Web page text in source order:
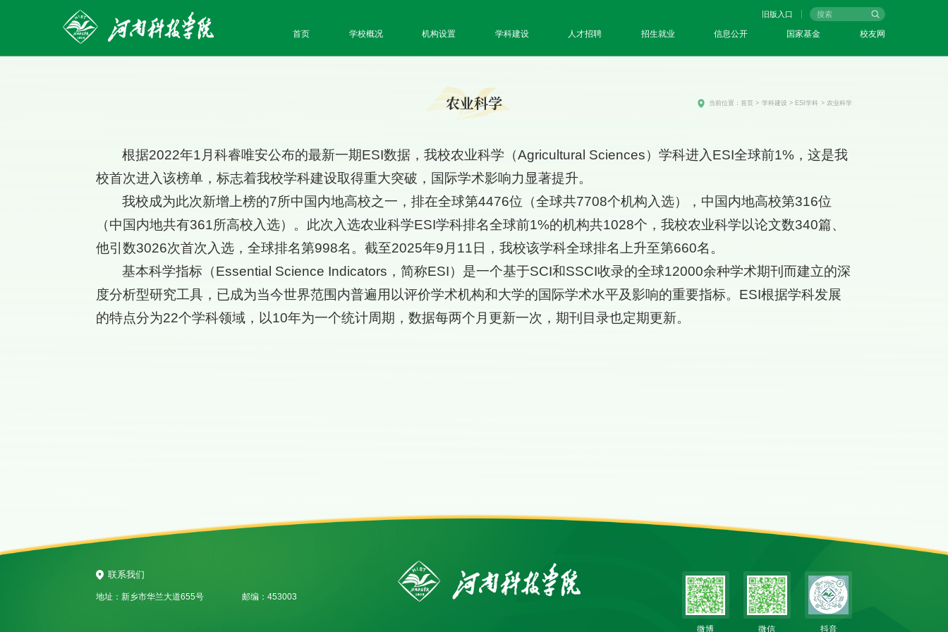
旧版入口
首页 学校概况 机构设置 学科建设 人才招聘 招生就业 信息公开 国家基金 校友网
农业科学 当前位置： 首页 > 学科建设 > ESI学科 > 农业科学
根据2022年1月科睿唯安公布的最新一期ESI数据，我校农业科学（Agricultural Sciences）学科进入ESI全球前1%，这是我
校首次进入该榜单，标志着我校学科建设取得重大突破，国际学术影响力显著提升。
我校成为此次新增上榜的7所中国内地高校之一，排在全球第4476位（全球共7708个机构入选），中国内地高校第316位
（中国内地共有361所高校入选）。此次入选农业科学ESI学科排名全球前1%的机构共1028个，我校农业科学以论文数340篇、
他引数3026次首次入选，全球排名第998名。截至2025年9月11日，我校该学科全球排名上升至第660名。
基本科学指标（Essential Science Indicators，简称ESI）是一个基于SCI和SSCI收录的全球12000余种学术期刊而建立的深
度分析型研究工具，已成为当今世界范围内普遍用以评价学术机构和大学的国际学术水平及影响的重要指标。ESI根据学科发展
的特点分为22个学科领域，以10年为一个统计周期，数据每两个月更新一次，期刊目录也定期更新。
联系我们
地址：新乡市华兰大道655号 邮编：453003
微博 微信 抖音